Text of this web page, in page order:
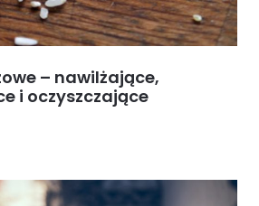
– nawilżające,
i oczyszczające